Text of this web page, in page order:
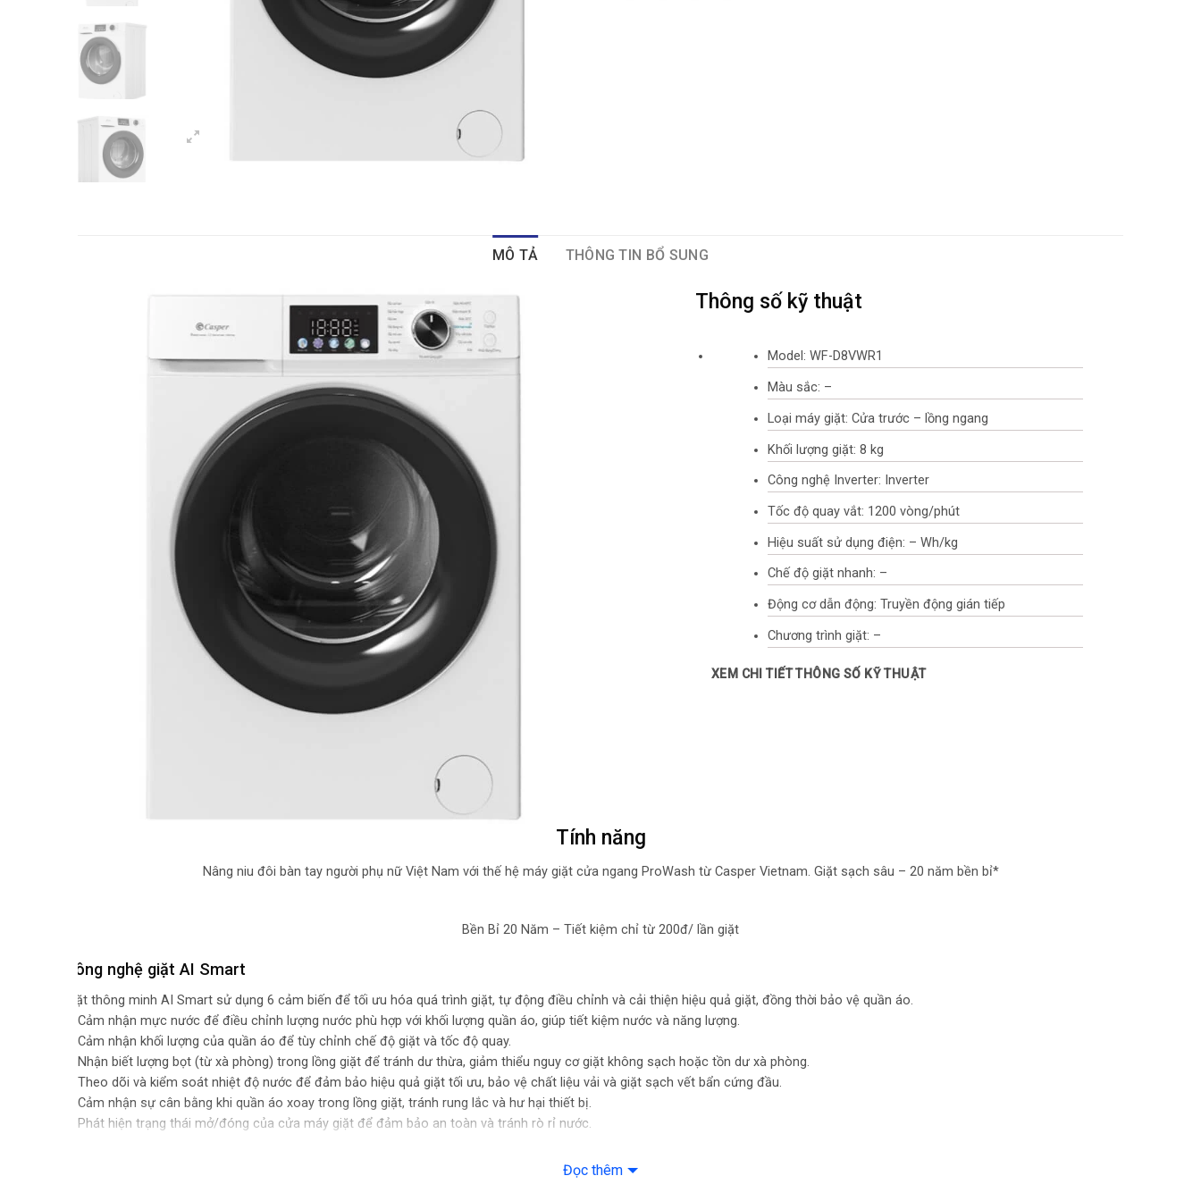
MÔ TẢ THÔNG TIN BỔ SUNG
Thông số kỹ thuật
Model: WF-D8VWR1
Màu sắc: –
Loại máy giặt: Cửa trước – lồng ngang
Khối lượng giặt: 8 kg
Công nghệ Inverter: Inverter
Tốc độ quay vắt: 1200 vòng/phút
Hiệu suất sử dụng điện: – Wh/kg
Chế độ giặt nhanh: –
Động cơ dẫn động: Truyền động gián tiếp
Chương trình giặt: –
Các chương trình giặt: Giặt hơi nước, Giặt tẩy vết bẩn
Nhà sản xuất: Casper
XEM CHI TIẾT THÔNG SỐ KỸ THUẬT
Tính năng
Nâng niu đôi bàn tay người phụ nữ Việt Nam với thế hệ máy giặt cửa ngang ProWash từ Casper Vietnam. Giặt sạch sâu – 20 năm bền bỉ*
Bền Bỉ 20 Năm – Tiết kiệm chỉ từ 200đ/ lần giặt
Công nghệ giặt AI Smart
Giặt thông minh AI Smart sử dụng 6 cảm biến để tối ưu hóa quá trình giặt, tự động điều chỉnh và cải thiện hiệu quả giặt, đồng thời bảo vệ quần áo.
1. Cảm nhận mực nước để điều chỉnh lượng nước phù hợp với khối lượng quần áo, giúp tiết kiệm nước và năng lượng.
2. Cảm nhận khối lượng của quần áo để tùy chỉnh chế độ giặt và tốc độ quay.
3. Nhận biết lượng bọt (từ xà phòng) trong lồng giặt để tránh dư thừa, giảm thiểu nguy cơ giặt không sạch hoặc tồn dư xà phòng.
4. Theo dõi và kiểm soát nhiệt độ nước để đảm bảo hiệu quả giặt tối ưu, bảo vệ chất liệu vải và giặt sạch vết bẩn cứng đầu.
5. Cảm nhận sự cân bằng khi quần áo xoay trong lồng giặt, tránh rung lắc và hư hại thiết bị.
6. Phát hiện trạng thái mở/đóng của cửa máy giặt để đảm bảo an toàn và tránh rò rỉ nước.
Đọc thêm